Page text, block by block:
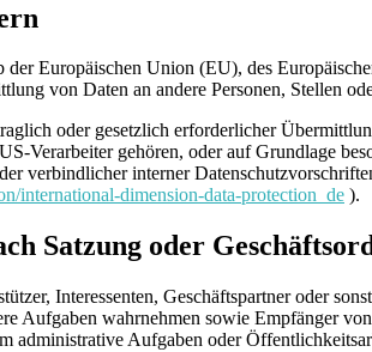
Europäischen Union (EU), des
von Daten an andere Personen, Stellen
oder gesetzlich erforderlicher
Verarbeiter gehören, oder auf Grundlage
verbindlicher interner
international-dimension-data-protection_de ).
Satzung oder
Interessenten, Geschäftspartner oder
Aufgaben wahrnehmen sowie Empfänger
administrative Aufgaben oder